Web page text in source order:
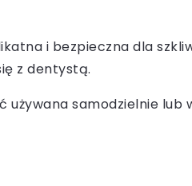
i bezpieczna dla
z dentystą.
używana samodzielnie